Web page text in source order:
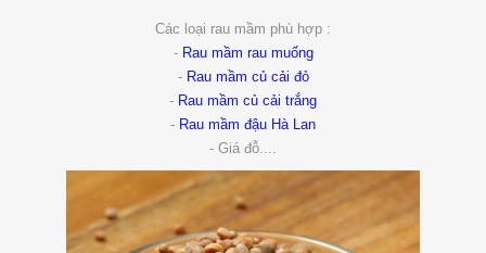
Các loại rau mầm phù hợp :
- Rau mầm rau muống
- Rau mầm củ cải đỏ
- Rau mầm củ cải trắng
- Rau mầm đậu Hà Lan
- Giá đỗ....